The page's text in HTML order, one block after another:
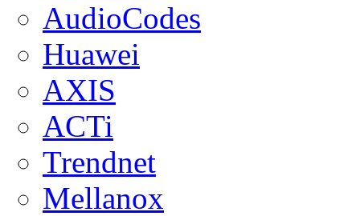
AudioCodes
Huawei
AXIS
ACTi
Trendnet
Mellanox